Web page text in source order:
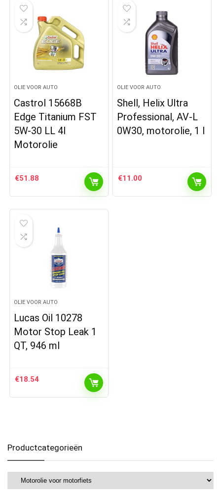
OLIE VOOR AUTO
Castrol 15668B
Edge Titanium FST
5W-30 LL 4l
Motorolie
€51.88
OLIE VOOR AUTO
Shell, Helix Ultra
Professional, AV-L
0W30, motorolie, 1 l
€11.00
OLIE VOOR AUTO
Lucas Oil 10278
Motor Stop Leak 1
QT, 946 ml
€18.54
Productcategorieën